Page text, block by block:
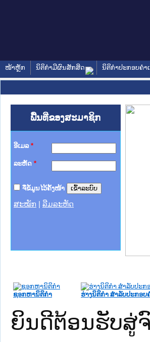
ໜ້າຫຼັກ ນິຕິກໍາມີຜົນສັກສິດ ນິຕິກໍາປະກອບຄໍາ
ພື້ນທີ່ຂອງສະມາຊິກ
ອີເມລ *
ລະຫັດ *
ຈື່ຂໍ້ມູນໄວ້ຄັ້ງໜ້າ
ສະໝັກ ລືມລະຫັດ
ທຳແຫ່ງຊາດ
ກາງ
ກໃຕ້
ນຕຳຫຼວດປະຊາຊົນ
ສັນຕິບານປະຊາຊົນ
ກເໜືອ
ຊາຊົນ ພາກກາງ
ຊອກຫານິຕິກໍາ ຮ່າງນິຕິກໍາ ສໍາລັບປະກອບ
ຍິນດີຕ້ອນຮັບສູ່